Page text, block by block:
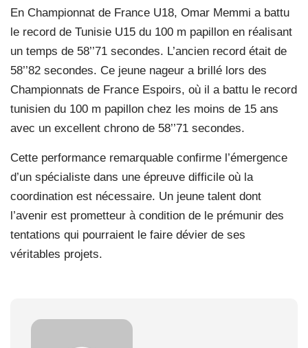
En Championnat de France U18, Omar Memmi a battu
le record de Tunisie U15 du 100 m papillon en réalisant
un temps de 58’’71 secondes. L’ancien record était de
58’’82 secondes. Ce jeune nageur a brillé lors des
Championnats de France Espoirs, où il a battu le record
tunisien du 100 m papillon chez les moins de 15 ans
avec un excellent chrono de 58’’71 secondes.
Cette performance remarquable confirme l’émergence
d’un spécialiste dans une épreuve difficile où la
coordination est nécessaire. Un jeune talent dont
l’avenir est prometteur à condition de le prémunir des
tentations qui pourraient le faire dévier de ses
véritables projets.